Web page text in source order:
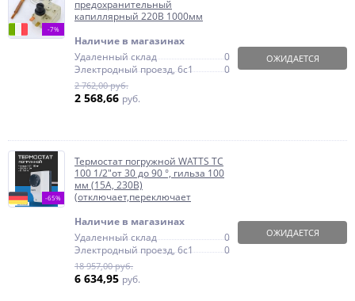
-7%
предохранительный
капиллярный 220В 1000мм
Наличие в магазинах
Удаленный склад
0
Электродный проезд, 6с1
0
2 762,00 руб.
2 568,66 руб.
ОЖИДАЕТСЯ
-65%
Термостат погружной WATTS TC
100 1/2"от 30 до 90 °, гильза 100
мм (15А, 230В)
(отключает,переключает
Наличие в магазинах
Удаленный склад
0
Электродный проезд, 6с1
0
18 957,00 руб.
6 634,95 руб.
ОЖИДАЕТСЯ